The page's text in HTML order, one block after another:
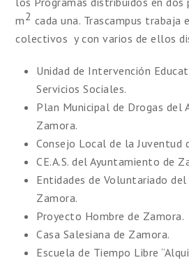
m2 cada una. Trascampus trabaja
colectivos y con varios de ellos
Unidad de Intervención
Servicios Sociales.
Plan Municipal de Drogas del
Zamora.
Consejo Local de la Juventud
CE.A.S. del Ayuntamiento de
Entidades de Voluntariado
Zamora.
Proyecto Hombre de Zamora.
Casa Salesiana de Zamora.
Escuela de Tiempo Libre